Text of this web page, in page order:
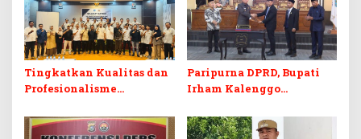
Tingkatkan Kualitas dan
Profesionalisme
Selatan Gelar UKW
Paripurna DPRD, Bupati
Irham Kalenggo
2025